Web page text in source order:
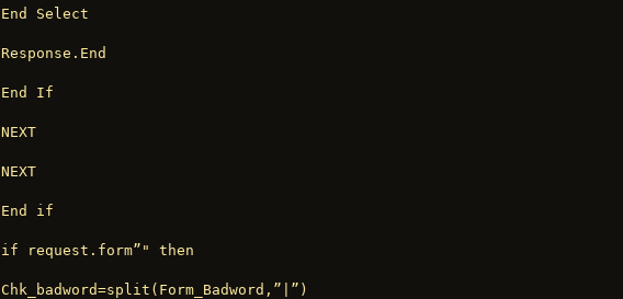
End Select
Response.End
End If
NEXT
NEXT
End if
if request.form”" then
Chk_badword=split(Form_Badword,”|”)